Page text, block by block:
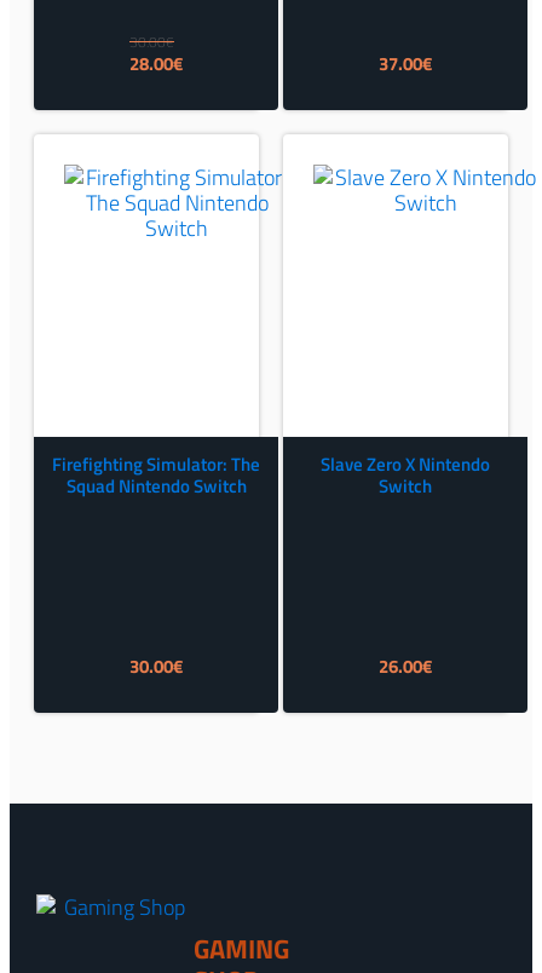
30.00€
Izvorna
bila
je:
28.00€Trenutna
je:
28.00€.
37.00€
Firefighting Simulator: The
Squad Nintendo Switch
30.00€
Slave Zero X Nintendo
Switch
26.00€
GAMING